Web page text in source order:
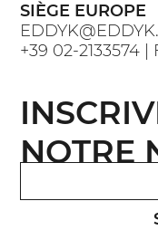
SIÈGE EUROPE
+39 02-2133574 |
NOTRE